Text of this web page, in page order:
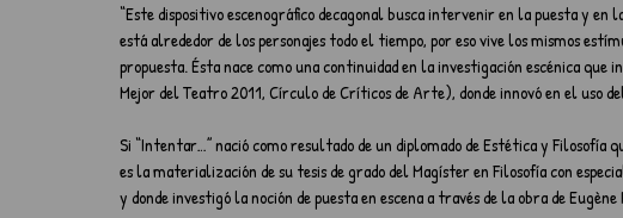
“Este dispositivo escenográfico decagonal busca intervenir en la puesta y
está alrededor de los personajes todo el tiempo, por eso vive los mismos
propuesta. Ésta nace como una continuidad en la investigación escénica
Mejor del Teatro 2011, Círculo de Críticos de Arte), donde innovó en el uso
Si “Intentar…” nació como resultado de un diplomado de Estética y Filosofía
es la materialización de su tesis de grado del Magíster en Filosofía con
y donde investigó la noción de puesta en escena a través de la obra de Eugène